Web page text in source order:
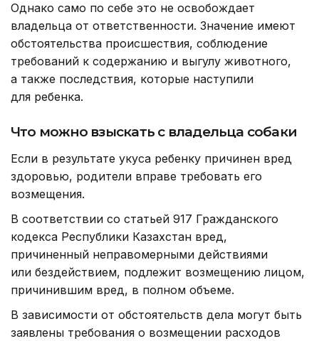
Однако само по себе это не освобождает
владельца от ответственности. Значение имеют
обстоятельства происшествия, соблюдение
требований к содержанию и выгулу животного,
а также последствия, которые наступили
для ребенка.
Что можно взыскать с владельца собаки
Если в результате укуса ребенку причинен вред
здоровью, родители вправе требовать его
возмещения.
В соответствии со статьей 917 Гражданского
кодекса Республики Казахстан вред,
причиненный неправомерными действиями
или бездействием, подлежит возмещению лицом,
причинившим вред, в полном объеме.
В зависимости от обстоятельств дела могут быть
заявлены требования о возмещении расходов